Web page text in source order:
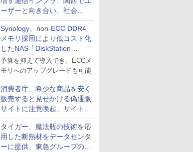
ーザーと向き合い、社会
の“あたらしい”を起動し続け
る～オプテージ
Synology、non-ECC DDR4
メモリ採用により低コスト化
したNAS「DiskStation
neo+」シリーズ
予算を抑えて導入でき、ECCメ
モリへのアップグレードも可能
消費者庁、希少な商品を安く
販売すると見せかける偽通販
サイトに注意喚起、サイト名
とドメイン名を公表
タイガー、魔法瓶の技術を応
用した断熱材をデータセンタ
ーに提供、東急グループの実